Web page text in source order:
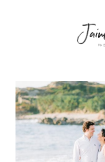
PORTFOLIO
SOBRE NÓS